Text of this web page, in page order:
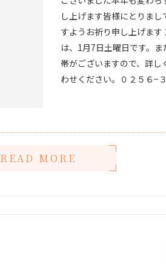
し上げます皆様にとりま
すようお祈り申し上げます
は、1月7日土曜日です。
帯がございますので、詳
わせください。０２５６−
READ MORE